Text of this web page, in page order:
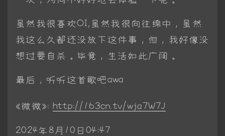
虽然我很喜欢OI,虽然我很向往绵中，虽然
我这么久都还没放下这件事，但，我好像没
想过要自杀。毕竟，生活如此广阔。
最后，听听这首歌吧awa
《微微》: http://163cn.tv/wja7W7J
2024‎年‎8‎月‎10‎日04:47